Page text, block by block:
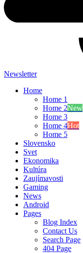
Newsletter
Home
Home 1
Home 2New
Home 3
Home 4Hot
Home 5
Slovensko
Svet
Ekonomika
Kultúra
Zaujímavosti
Gaming
News
Android
Pages
Blog Index
Contact Us
Search Page
404 Page